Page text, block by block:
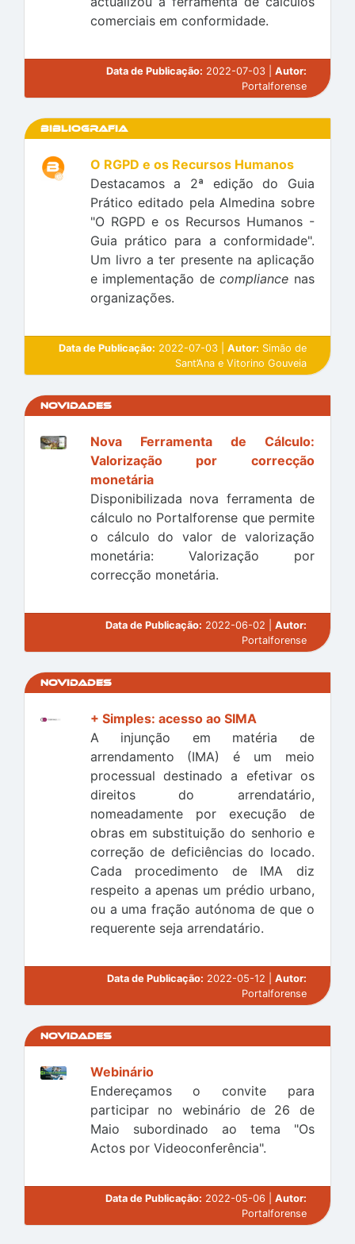
comerciais em conformidade.
Data de Publicação: 2022-07-03 | Autor:
Portalforense
Bibliografia
O RGPD e os Recursos Humanos
Destacamos a 2ª edição do Guia
Prático editado pela Almedina sobre
"O RGPD e os Recursos Humanos -
Guia prático para a conformidade".
Um livro a ter presente na aplicação
e implementação decompliance nas
organizações.
Data de Publicação: 2022-07-03 | Autor: Simão de
Sant’Ana e Vitorino Gouveia
Novidades
Nova Ferramenta de Cálculo:
Valorização por correcção
monetária
Disponibilizada nova ferramenta de
cálculo no Portalforense que permite
o cálculo do valor de valorização
monetária: Valorização por
correcção monetária.
Data de Publicação: 2022-06-02 | Autor:
Portalforense
Novidades
+ Simples: acesso ao SIMA
A injunção em matéria de
arrendamento (IMA) é um meio
processual destinado a efetivar os
direitos do arrendatário,
nomeadamente por execução de
obras em substituição do senhorio e
correção de deficiências do locado.
Cada procedimento de IMA diz
respeito a apenas um prédio urbano,
ou a uma fração autónoma de que o
requerente seja arrendatário.
Data de Publicação: 2022-05-12 | Autor:
Portalforense
Novidades
Webinário
Endereçamos o convite para
participar no webinário de 26 de
Maio subordinado ao tema "Os
Actos por Videoconferência".
Data de Publicação: 2022-05-06 | Autor:
Portalforense